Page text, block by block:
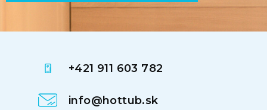
+421 911 603 782
info@hottub.sk